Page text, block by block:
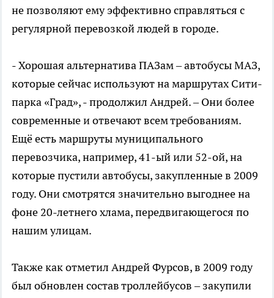
не позволяют ему эффективно справляться с
регулярной перевозкой людей в городе.
- Хорошая альтернатива ПАЗам – автобусы МАЗ,
которые сейчас используют на маршрутах Сити-
парка «Град», - продолжил Андрей. – Они более
современные и отвечают всем требованиям.
Ещё есть маршруты муниципального
перевозчика, например, 41-ый или 52-ой, на
которые пустили автобусы, закупленные в 2009
году. Они смотрятся значительно выгоднее на
фоне 20-летнего хлама, передвигающегося по
нашим улицам.
Также как отметил Андрей Фурсов, в 2009 году
был обновлен состав троллейбусов – закупили